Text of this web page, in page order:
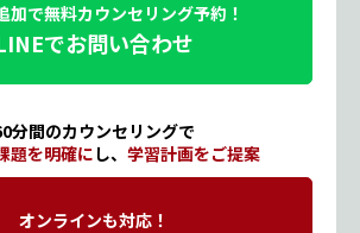
加で無料カウンセリング予約！
でお問い合わせ
分間のカウンセリングで
題を明確にし、 学習計画をご提案
オンラインも対応！